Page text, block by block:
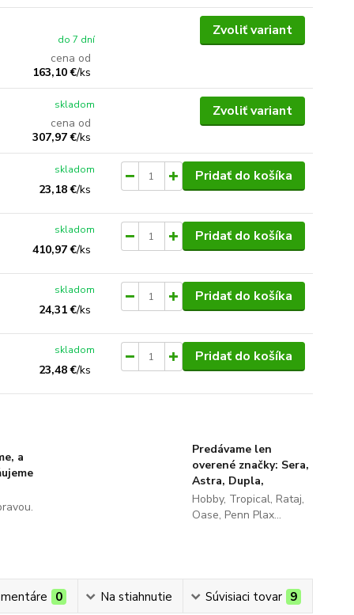
cena od
163,10 €/ks
do 7 dní
Zvoliť variant
cena od
307,97 €/ks
skladom Zvoliť variant
23,18 €/ks
skladom Pridať do košíka
410,97 €/ks
skladom Pridať do košíka
24,31 €/ks
skladom Pridať do košíka
23,48 €/ks
skladom Pridať do košíka
a
Predávame len
overené značky: Sera,
Astra, Dupla,
Hobby, Tropical, Rataj,
Oase, Penn Plax...
0 Na stiahnutie Súvisiaci tovar 9